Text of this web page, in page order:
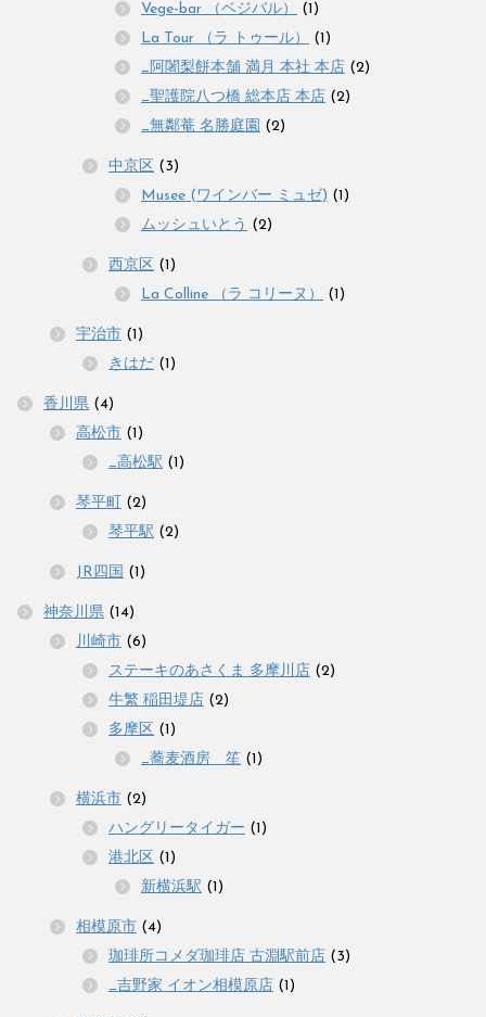
Vege-bar （ベジバル）
(1)
La Tour （ラ トゥール）
(1)
_阿闍梨餅本舗 満月 本社 本店 (2)
_聖護院八つ橋 総本店 本店 (2)
_無鄰菴 名勝庭園 (2)
中京区 (3)
Musee (ワインバー ミュゼ) (1)
ムッシュいとう (2)
西京区 (1)
La Colline （ラ コリーヌ）
(1)
宇治市 (1)
きはだ (1)
香川県 (4)
高松市 (1)
_高松駅 (1)
琴平町 (2)
琴平駅 (2)
JR四国 (1)
神奈川県 (14)
川崎市 (6)
ステーキのあさくま 多摩川店 (2)
牛繁 稲田堤店 (2)
多摩区 (1)
_蕎麦酒房 笙 (1)
横浜市 (2)
ハングリータイガー (1)
港北区 (1)
新横浜駅 (1)
相模原市 (4)
珈琲所コメダ珈琲店 古淵駅前店 (3)
_吉野家 イオン相模原店 (1)